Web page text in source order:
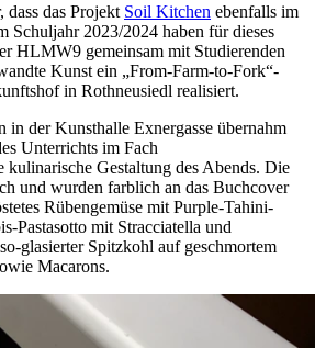
dass das Projekt Soil Kitchen ebenfalls im
Schuljahr 2023/2024 haben für dieses
HLMW9 gemeinsam mit Studierenden
Kunst ein „From-Farm-to-Fork“-
in Rothneusiedl realisiert.
in der Kunsthalle Exnergasse übernahm
Unterrichts im Fach
kulinarische Gestaltung des Abends. Die
und wurden farblich an das Buchcover
Rübengemüse mit Purple-Tahini-
Pastasotto mit Stracciatella und
glasierter Spitzkohl auf geschmortem
Macarons.